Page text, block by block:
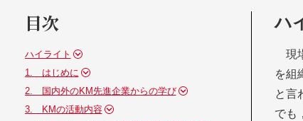
目次
ハイライト
1. はじめに
2. 国内外のKM先進企業からの学び
3. KMの活動内容
ハ
現
を組
と言
でも